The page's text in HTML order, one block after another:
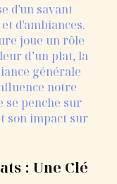
d'un savant
d'ambiances.
joue un rôle
d’un plat, la
générale
notre
se penche sur
son impact sur
: Une Clé